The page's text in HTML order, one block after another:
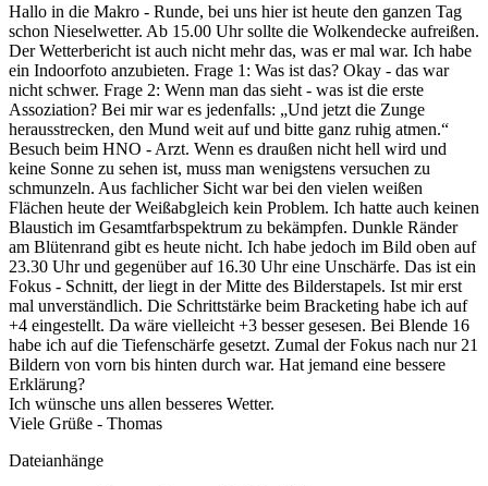
Hallo in die Makro - Runde, bei uns hier ist heute den ganzen Tag
schon Nieselwetter. Ab 15.00 Uhr sollte die Wolkendecke aufreißen.
Der Wetterbericht ist auch nicht mehr das, was er mal war. Ich habe
ein Indoorfoto anzubieten. Frage 1: Was ist das? Okay - das war
nicht schwer. Frage 2: Wenn man das sieht - was ist die erste
Assoziation? Bei mir war es jedenfalls: „Und jetzt die Zunge
herausstrecken, den Mund weit auf und bitte ganz ruhig atmen.“
Besuch beim HNO - Arzt. Wenn es draußen nicht hell wird und
keine Sonne zu sehen ist, muss man wenigstens versuchen zu
schmunzeln. Aus fachlicher Sicht war bei den vielen weißen
Flächen heute der Weißabgleich kein Problem. Ich hatte auch keinen
Blaustich im Gesamtfarbspektrum zu bekämpfen. Dunkle Ränder
am Blütenrand gibt es heute nicht. Ich habe jedoch im Bild oben auf
23.30 Uhr und gegenüber auf 16.30 Uhr eine Unschärfe. Das ist ein
Fokus - Schnitt, der liegt in der Mitte des Bilderstapels. Ist mir erst
mal unverständlich. Die Schrittstärke beim Bracketing habe ich auf
+4 eingestellt. Da wäre vielleicht +3 besser gesesen. Bei Blende 16
habe ich auf die Tiefenschärfe gesetzt. Zumal der Fokus nach nur 21
Bildern von vorn bis hinten durch war. Hat jemand eine bessere
Erklärung?
Ich wünsche uns allen besseres Wetter.
Viele Grüße - Thomas
Dateianhänge